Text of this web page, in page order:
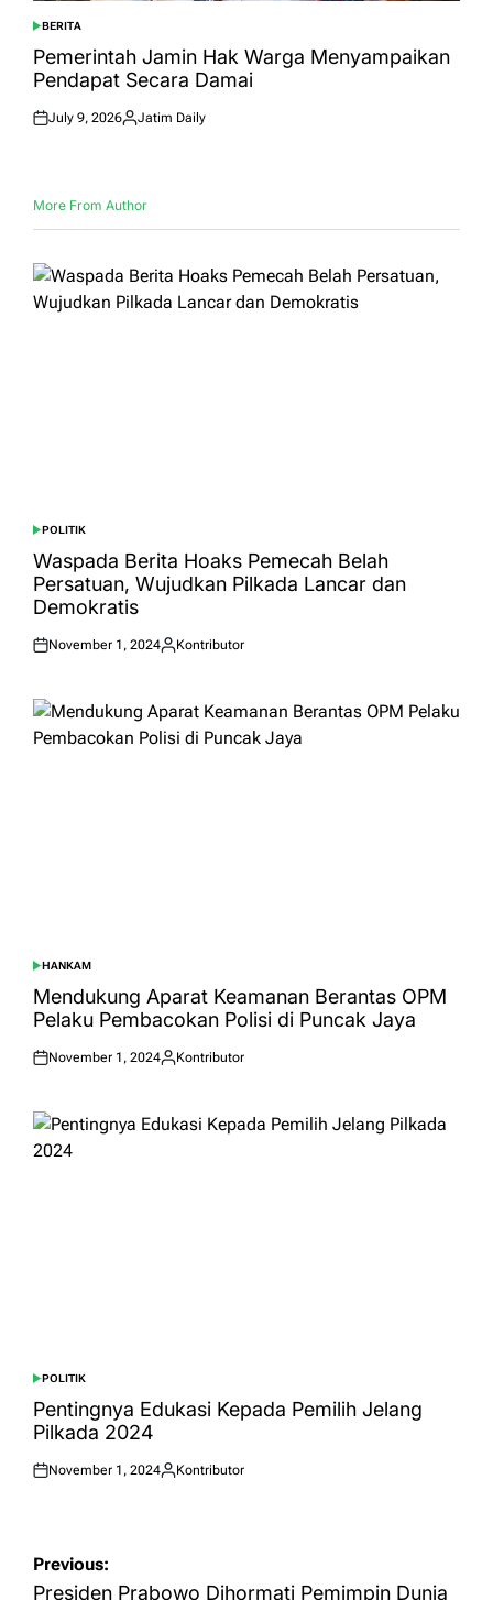
POSTED
IN
BERITA
Pemerintah Jamin Hak Warga Menyampaikan
Pendapat Secara Damai
Posted
July 9, 2026
Posted
Jatim Daily
More From Author
POSTED
IN
POLITIK
Waspada Berita Hoaks Pemecah Belah
Persatuan, Wujudkan Pilkada Lancar dan
Demokratis
Posted
November 1, 2024
Posted
Kontributor
POSTED
IN
HANKAM
Mendukung Aparat Keamanan Berantas OPM
Pelaku Pembacokan Polisi di Puncak Jaya
Posted
November 1, 2024
Posted
Kontributor
POSTED
IN
POLITIK
Pentingnya Edukasi Kepada Pemilih Jelang
Pilkada 2024
Posted
November 1, 2024
Posted
Kontributor
Post
Previous:
Presiden Prabowo Dihormati Pemimpin Dunia